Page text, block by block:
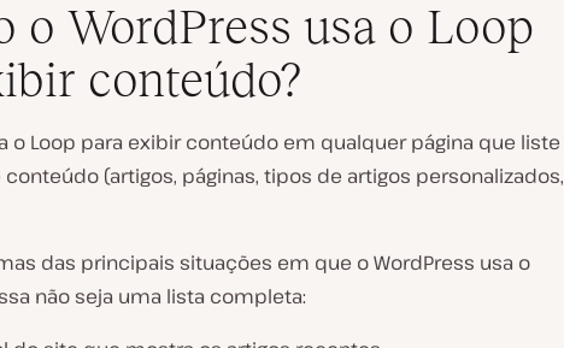
o WordPress usa o Loop
conteúdo?
o Loop para exibir conteúdo em qualquer página que liste
(artigos, páginas, tipos de artigos personalizados,
das principais situações em que o WordPress usa o
não seja uma lista completa: